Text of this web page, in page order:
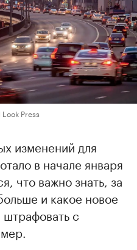
Press
изменений для
в начале января
что важно знать, за
и какое новое
с